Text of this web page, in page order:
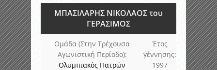
ΜΠΑΣΙΛΑΡΗΣ ΝΙΚΟΛΑΟΣ του
ΓΕΡΑΣΙΜΟΣ
Ομάδα (Στην Τρέχουσα
Αγωνιστική Περίοδο):
Ολυμπιακός Πατρών
Έτος
γέννησης:
1997